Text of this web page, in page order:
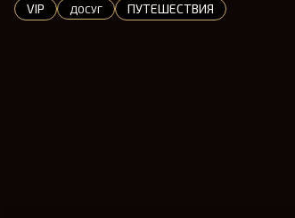
VIP ДОСУГ ПУТЕШЕСТВИЯ